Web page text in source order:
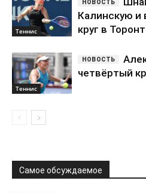
Теннис
Калинскую и
круг в
Теннис
четвёртый
Самое обсуждаемое